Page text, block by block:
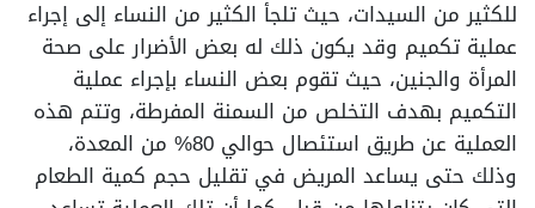
للكثير من السيدات، حيث تلجأ الكثير من النساء إلى إجراء
عملية تكميم وقد يكون ذلك له بعض الأضرار على صحة
المرأة والجنين، حيث تقوم بعض النساء بإجراء عملية
التكميم بهدف التخلص من السمنة المفرطة، وتتم هذه
العملية عن طريق استئصال حوالي 80% من المعدة،
وذلك حتى يساعد المريض في تقليل حجم كمية الطعام